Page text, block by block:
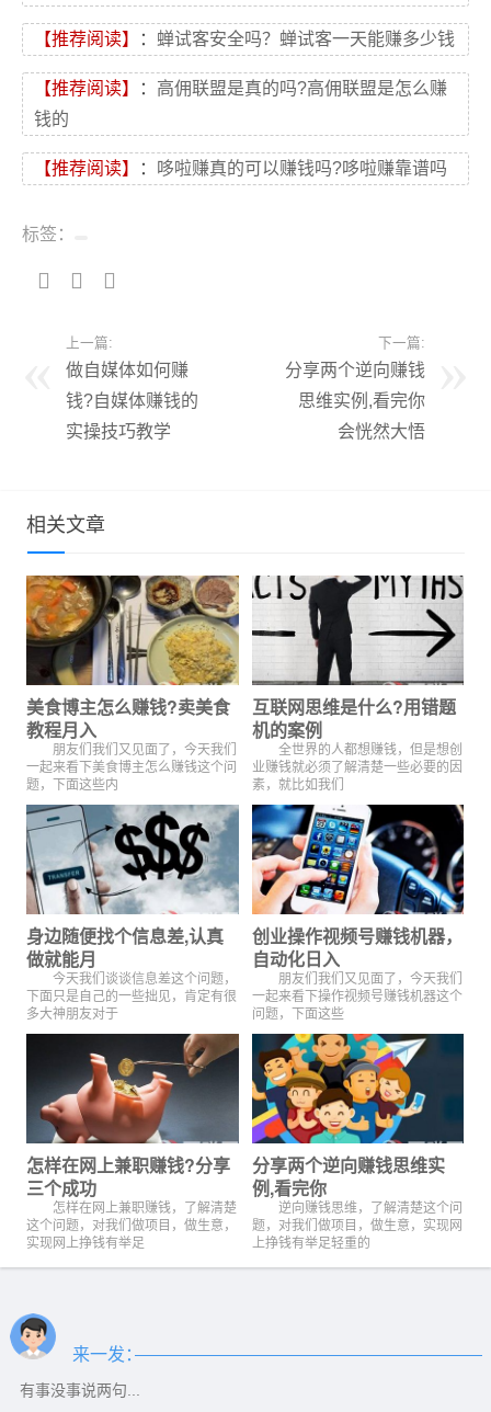
【推荐阅读】 ： 蝉试客安全吗？蝉试客一天能赚多少钱
【推荐阅读】 ： 高佣联盟是真的吗?高佣联盟是怎么赚
钱的
【推荐阅读】 ： 哆啦赚真的可以赚钱吗?哆啦赚靠谱吗
标签：
上一篇:
做自媒体如何赚
钱?自媒体赚钱的
实操技巧教学
下一篇:
分享两个逆向赚钱
思维实例,看完你
会恍然大悟
相关文章
美食博主怎么赚钱?卖美食
教程月入
朋友们我们又见面了，今天我们
一起来看下美食博主怎么赚钱这个问
题，下面这些内
互联网思维是什么?用错题
机的案例
全世界的人都想赚钱，但是想创
业赚钱就必须了解清楚一些必要的因
素，就比如我们
身边随便找个信息差,认真
做就能月
今天我们谈谈信息差这个问题，
下面只是自己的一些拙见，肯定有很
多大神朋友对于
创业操作视频号赚钱机器，
自动化日入
朋友们我们又见面了，今天我们
一起来看下操作视频号赚钱机器这个
问题，下面这些
怎样在网上兼职赚钱?分享
三个成功
怎样在网上兼职赚钱，了解清楚
这个问题，对我们做项目，做生意，
实现网上挣钱有举足
分享两个逆向赚钱思维实
例,看完你
逆向赚钱思维，了解清楚这个问
题，对我们做项目，做生意，实现网
上挣钱有举足轻重的
来一发：